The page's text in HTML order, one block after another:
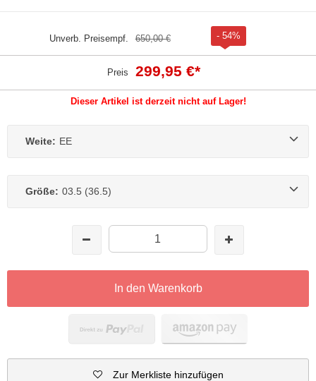
Unverb. Preisempf. 650,00 € - 54%
Preis 299,95 €*
Dieser Artikel ist derzeit nicht auf Lager!
Weite: EE
Größe: 03.5 (36.5)
In den Warenkorb
Zur Merkliste hinzufügen